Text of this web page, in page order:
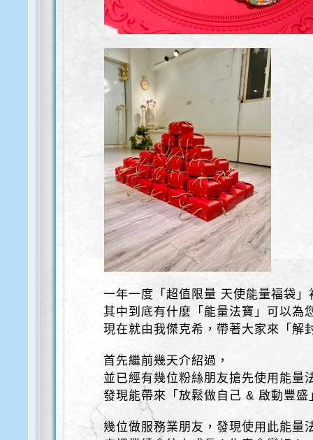
一年一度「超值限量 天使能量福袋」
其中到底有什麼「能量法寶」可以為
現在就由我傑克希，帶著大家來「解
首先繼前幾天介紹過，
並已經有幾位粉絲朋友搶先使用能量
發現能帶來「放鬆做自己 & 啟動豐盛
幾位做服務業朋友，發現使用此能量